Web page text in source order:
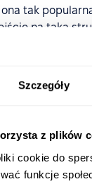
Szczegóły
z plików
cookie do
funkcje
tak
na taką
Ci
rozwój